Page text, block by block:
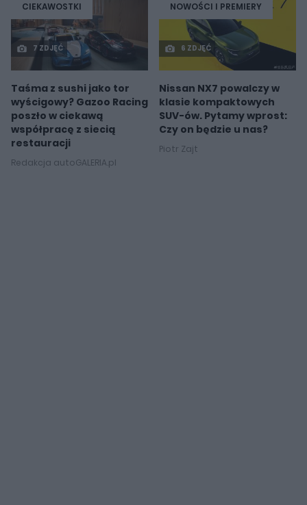
CIEKAWOSTKI
7 ZDJĘĆ
Taśma z sushi jako tor
wyścigowy? Gazoo Racing
poszło w ciekawą
współpracę z siecią
restauracji
Redakcja autoGALERIA.pl
NOWOŚCI I PREMIERY
6 ZDJĘĆ
Nissan NX7 powalczy w
klasie kompaktowych
SUV-ów. Pytamy wprost:
Czy on będzie u nas?
Piotr Zajt